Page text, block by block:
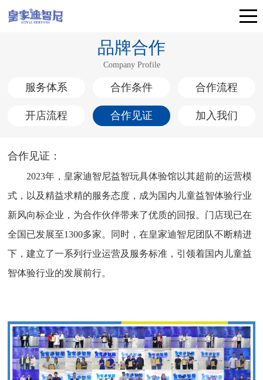
品牌合作
Company Profile
服务体系 合作条件 合作流程
开店流程 合作见证 加入我们
合作见证：
2023年，皇家迪智尼益智玩具体验馆以其超前的运营模
式，以及精益求精的服务态度，成为国内儿童益智体验行业
新风向标企业，为合作伙伴带来了优质的回报。门店现已在
全国已发展至1300多家。同时，在皇家迪智尼团队不断精进
下，建立了一系列行业运营及服务标准，引领着国内儿童益
智体验行业的发展前行。